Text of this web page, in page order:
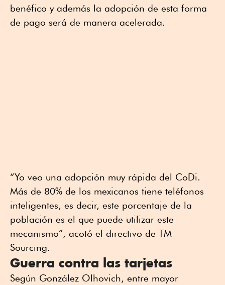
benéfico y además la adopción de esta forma
de pago será de manera acelerada.
“Yo veo una adopción muy rápida del CoDi.
Más de 80% de los mexicanos tiene teléfonos
inteligentes, es decir, este porcentaje de la
población es el que puede utilizar este
mecanismo”, acotó el directivo de TM
Sourcing.
Guerra contra las tarjetas
Según González Olhovich, entre mayor